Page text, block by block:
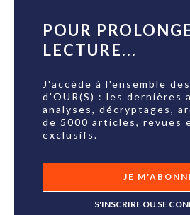
POUR
LECTURE...
J'accède à l'ensemble
d'OUR(S) : les dernières
analyses, décryptages,
de 5000 articles, revues
exclusifs.
JE
S'INSCRIRE OU SE